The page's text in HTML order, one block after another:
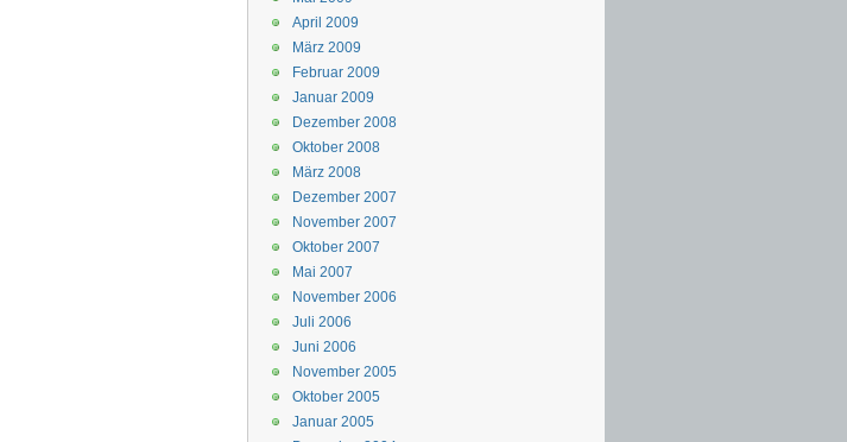
April 2009
März 2009
Februar 2009
Januar 2009
Dezember 2008
Oktober 2008
März 2008
Dezember 2007
November 2007
Oktober 2007
Mai 2007
November 2006
Juli 2006
Juni 2006
November 2005
Oktober 2005
Januar 2005